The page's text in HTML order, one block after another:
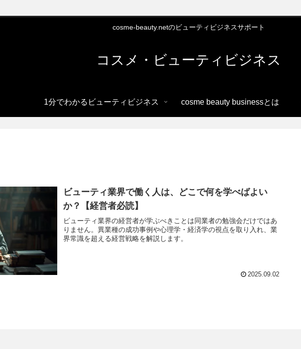
cosme-beauty.netのビューティビジネスサポート
コスメ・ビューティビジネス
1分でわかるビューティビジネス cosme beauty businessとは
ビューティ業界で働く人は、どこで何を学べばよい
か？【経営者必読】
ビューティ業界の経営者が学ぶべきことは同業者の勉強会だけではあ
りません。異業種の成功事例や心理学・経済学の視点を取り入れ、業
界常識を超える経営戦略を解説します。
2025.09.02